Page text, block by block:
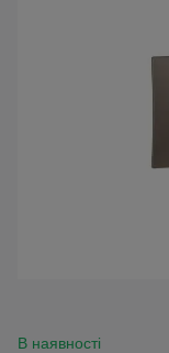
В наявності